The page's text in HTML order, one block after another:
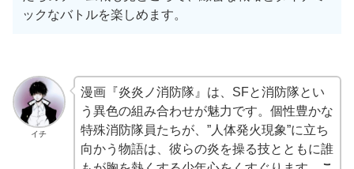
ックなバトルを楽しめます。
イチ
漫画『炎炎ノ消防隊』は、SFと消防隊とい
う異色の組み合わせが魅力です。個性豊かな
特殊消防隊員たちが、”人体発火現象”に立ち
向かう物語は、彼らの炎を操る技とともに誰